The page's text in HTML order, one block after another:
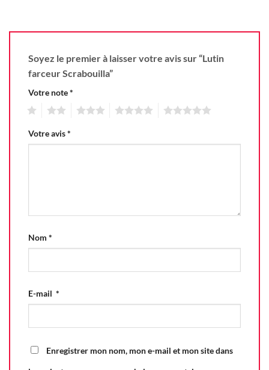
Soyez le premier à laisser votre avis sur “Lutin
farceur Scrabouilla”
Votre note*
Votre avis*
Nom *
E-mail *
Enregistrer mon nom, mon e-mail et mon site dans